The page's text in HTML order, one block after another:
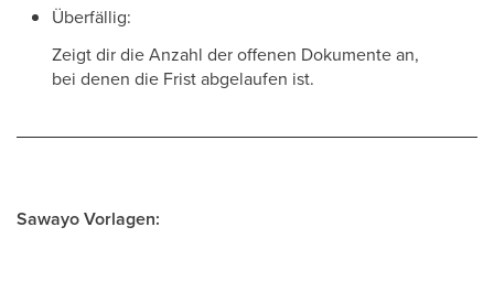
Überfällig:
Zeigt dir die Anzahl der offenen Dokumente an,
bei denen die Frist abgelaufen ist.
Sawayo Vorlagen: